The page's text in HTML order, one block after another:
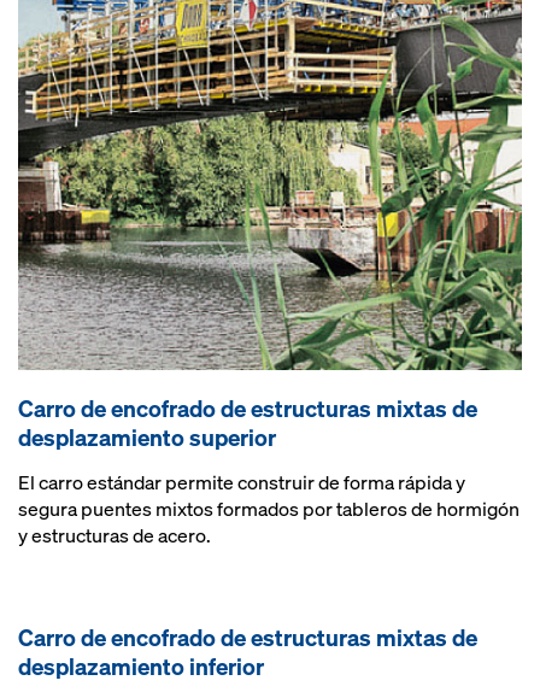
Carro de encofrado de estructuras mixtas de
desplazamiento superior
El carro estándar permite construir de forma rápida y
segura puentes mixtos formados por tableros de hormigón
y estructuras de acero.
Carro de encofrado de estructuras mixtas de
desplazamiento inferior